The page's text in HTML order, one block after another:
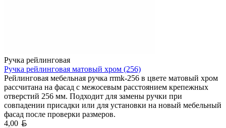
Ручка рейлинговая
Ручка рейлинговая матовый хром (256)
Рейлинговая мебельная ручка rrmk-256 в цвете матовый хром
рассчитана на фасад с межосевым расстоянием крепежных
отверстий 256 мм. Подходит для замены ручки при
совпадении присадки или для установки на новый мебельный
фасад после проверки размеров.
4,00